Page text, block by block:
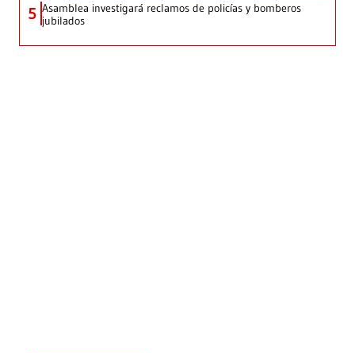
5 Asamblea investigará reclamos de policías y bomberos
jubilados